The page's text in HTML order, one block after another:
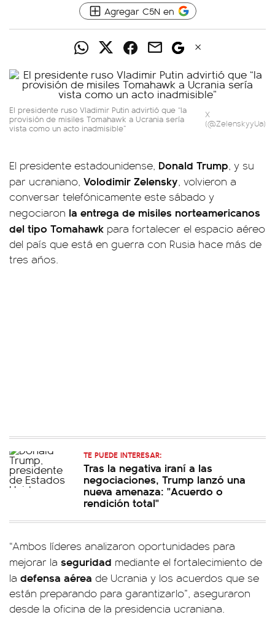
Agregar C5N en
El presidente ruso Vladimir Putin advirtió que “la
provisión de misiles Tomahawk a Ucrania sería
vista como un acto inadmisible”
X
(@ZelenskyyUa)
El presidente estadounidense, Donald Trump, y su
par ucraniano, Volodimir Zelensky, volvieron a
conversar telefónicamente este sábado y
negociaron la entrega de misiles norteamericanos
del tipo Tomahawk para fortalecer el espacio aéreo
del país que está en guerra con Rusia hace más de
tres años.
TE PUEDE INTERESAR:
Tras la negativa iraní a las
negociaciones, Trump lanzó una
nueva amenaza: "Acuerdo o
rendición total"
“Ambos líderes analizaron oportunidades para
mejorar la seguridad mediante el fortalecimiento de
la defensa aérea de Ucrania y los acuerdos que se
están preparando para garantizarlo”, aseguraron
desde la oficina de la presidencia ucraniana.